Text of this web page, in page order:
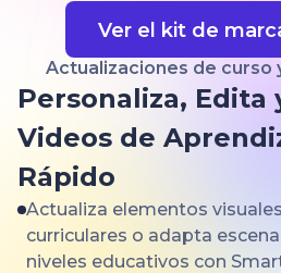
Ver el kit de
Actualizaciones de curso
Personaliza, Edita
Videos de
Rápido
Actualiza elementos
curriculares o adapta
niveles educativos con